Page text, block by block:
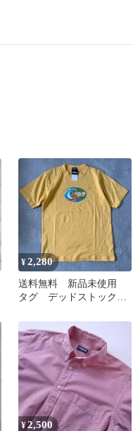
¥2,280
送料無料 新品未使用
タグ デッドストック
ドユニクロ 90s archive
半袖Tシャツ プリン
ト グラフィックT サー
フ レア 希少 ヴィン
テージ ビンテージ メ
ンズS イエロー 黄色
カットソー cboy cityboy
アメカジ
¥2,500